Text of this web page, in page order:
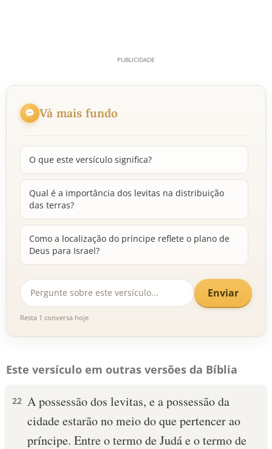
Vá mais fundo
O que este versículo significa?
Qual é a importância dos levitas na distribuição
das terras?
Como a localização do príncipe reflete o plano de
Deus para Israel?
Enviar
Resta 1 conversa hoje
Este versículo em outras versões da Bíblia
22 A possessão dos levitas, e a possessão da
cidade estarão no meio do que pertencer ao
príncipe. Entre o termo de Judá e o termo de